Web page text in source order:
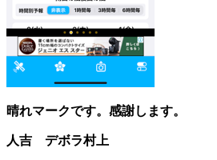
晴れマークです。感謝します。
人吉 デボラ村上